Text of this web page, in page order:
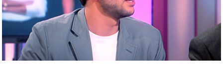
Sara Ruiz
Publicado: 12 de febrero de 2024, 19:19
WhatsappFacebook Flipboard